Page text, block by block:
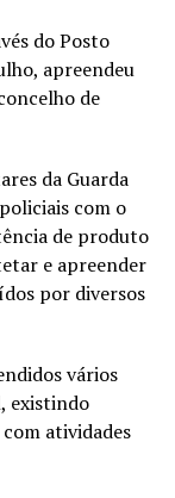
do Posto
apreendeu
de
da Guarda
com o
de produto
e apreender
por diversos
vários
existindo
atividades